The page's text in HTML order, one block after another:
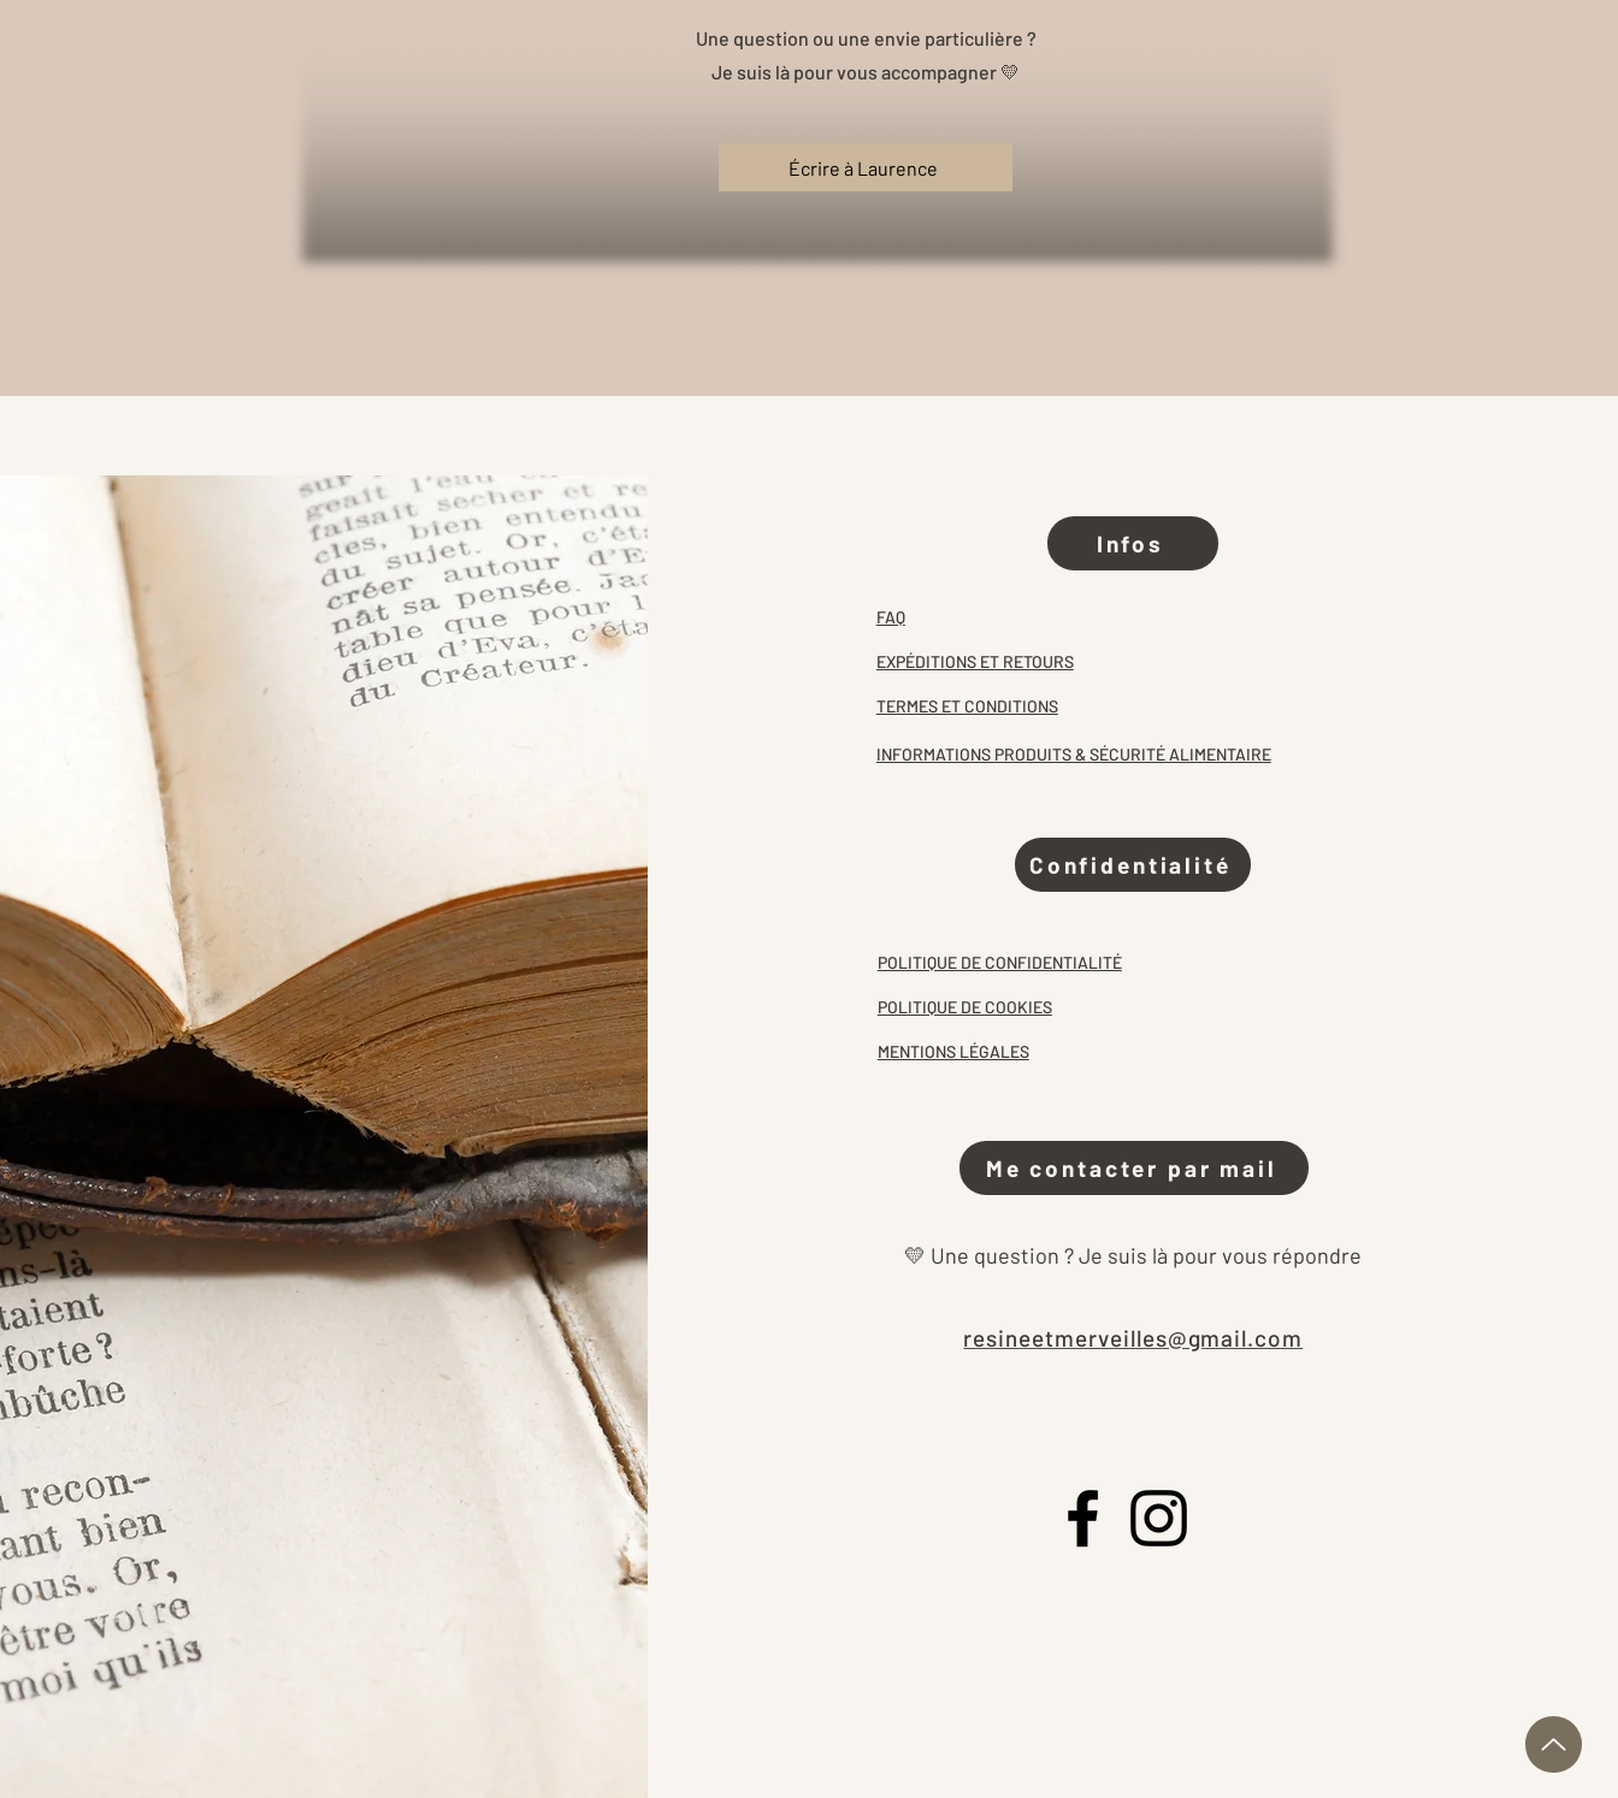
Une question ou une envie particulière ?
Je suis là pour vous accompagner 💛
Écrire à Laurence
Infos
FAQ
EXPÉDITIONS ET RETOURS
TERMES ET CONDITIONS
INFORMATIONS PRODUITS & SÉCURITÉ ALIMENTAIRE
Confidentialité
POLITIQUE DE CONFIDENTIALITÉ
POLITIQUE DE COOKIES
MENTIONS LÉGALES
Me contacter par mail
💛 Une question ? Je suis là pour vous répondre
resineetmerveilles@gmail.com